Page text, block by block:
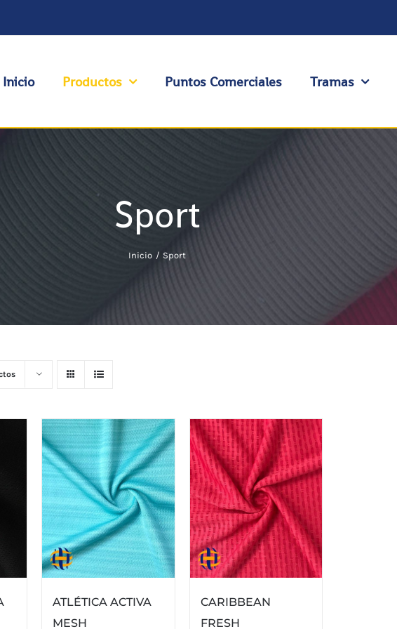
Inicio Productos Puntos Comerciales Tramas
Sport
Inicio Sport
ATLÉTICA ACTIVA
MESH
CARIBBEAN
FRESH